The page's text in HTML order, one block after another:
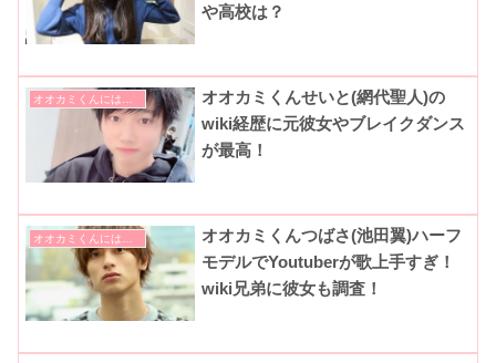
や高校は？
オオカミくんには騙されない
オオカミくんせいと(網代聖人)の
wiki経歴に元彼女やブレイクダンス
が最高！
オオカミくんつばさ(池田翼)ハーフ
モデルでYoutuberが歌上手すぎ！
wiki兄弟に彼女も調査！